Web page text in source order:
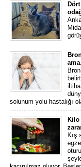
solunum yolu hastalığı
Kilo
Kış